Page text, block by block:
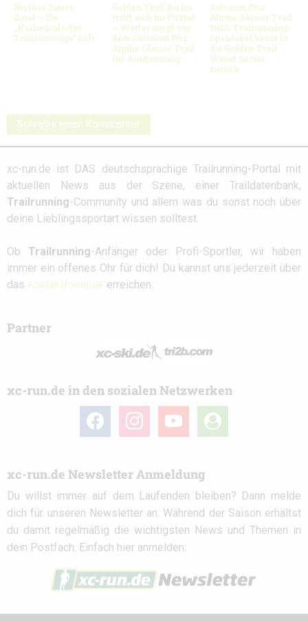
Mythos Sierre-
Zinal – Die
„Kathedrale des
Trailrunnings“ ruft
Golden Trail Series
trifft sich im Pitztal
– Wetter sorgt vor
dem Salomon Pitz
Alpine Glacier Trail
für Anspannung
Salomon Pitz
Alpine Glacier Trail
2026: Trailrunning-
Spektakel kehrt in
die Golden Trail
World Series
zurück
Schreibe einen Kommentar
xc-run.de ist DAS deutschsprachige Trailrunning-Portal mit
aktuellen News aus der Szene, einer Traildatenbank,
Trailrunning-Community und allem was du sonst noch über
deine Lieblingssportart wissen solltest.
Ob Trailrunning-Anfänger oder Profi-Sportler, wir haben
immer ein offenes Ohr für dich! Du kannst uns jederzeit über
das Kontaktformular erreichen.
Partner
xc-run.de in den sozialen Netzwerken
facebook instagramyoutube
user-
circle
xc-run.de Newsletter Anmeldung
Du willst immer auf dem Laufenden bleiben? Dann melde
dich für unseren Newsletter an. Während der Saison erhältst
du damit regelmäßig die wichtigsten News und Themen in
dein Postfach. Einfach hier anmelden: